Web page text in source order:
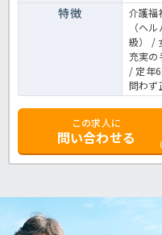
特徴
介護福
（ヘ
級） /
充実の
/ 定年
問わず
この求人に
問い合わせる